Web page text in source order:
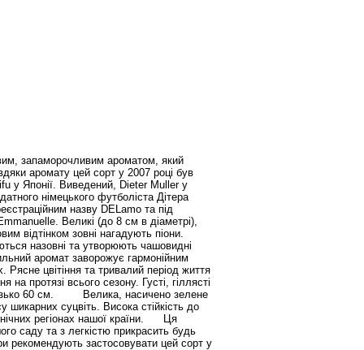
запаморочливим ароматом, який
аромату цей сорт у 2007 році був
у Японії. Виведений, Dieter Muller у
німецького футболіста Дітера
назву DELamo та під
Великі (до 8 см в діаметрі),
відтінком зовні нагадують піони.
назовні та утворюють чашовидні
аромат заворожує гармонійним
цвітіння та тривалий період життя
протязі всього сезону. Густі, гіллясті
60 см. Велика, насичено зелене
суцвіть. Висока стійкість до
регіонах нашої країни. Ця
саду та з легкістю прикрасить будь
рекомендують застосовувати цей сорт у